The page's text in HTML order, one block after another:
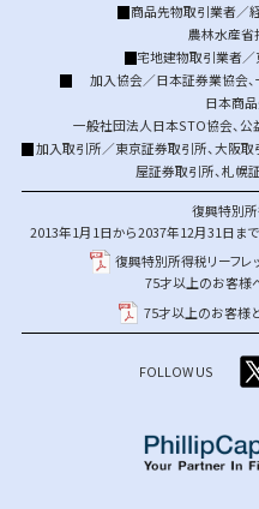
商品先物取引業者／
農林水産省
宅地建物取引業者／
加入協会／日本証券業協会、
日本商
一般社団法人日本STO協会、公
加入取引所／東京証券取引所、大阪取
屋証券取引所、札幌
復興特別
2013年1月1日から2037年12月31日ま
復興特別所得税リーフレ
75才以上のお客様
75才以上のお客様
FOLLOW US